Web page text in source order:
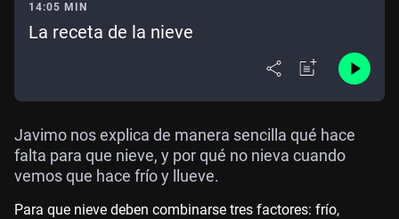
14:05 MIN
La receta de la nieve
Javimo nos explica de manera sencilla qué hace
falta para que nieve, y por qué no nieva cuando
vemos que hace frío y llueve.
Para que nieve deben combinarse tres factores: frío,